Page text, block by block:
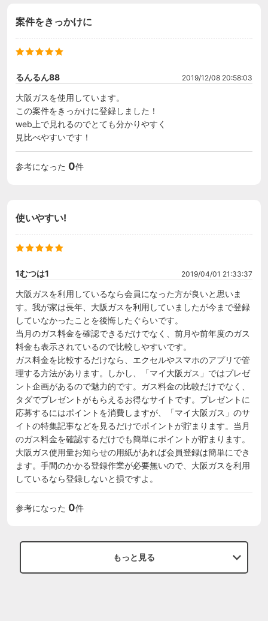
案件をきっかけに
るんるん88 2019/12/08 20:58:03
大阪ガスを使用しています。
この案件をきっかけに登録しました！
web上で見れるのでとても分かりやすく
見比べやすいです！
参考になった 0件
使いやすい!
1むつは1 2019/04/01 21:33:37
大阪ガスを利用しているなら会員になった方が良いと思いま
す。我が家は長年、大阪ガスを利用していましたが今まで登録
していなかったことを後悔したぐらいです。
当月のガス料金を確認できるだけでなく、前月や前年度のガス
料金も表示されているので比較しやすいです。
ガス料金を比較するだけなら、エクセルやスマホのアプリで管
理する方法があります。しかし、「マイ大阪ガス」ではプレゼ
ント企画があるので魅力的です。ガス料金の比較だけでなく、
タダでプレゼントがもらえるお得なサイトです。プレゼントに
応募するにはポイントを消費しますが、「マイ大阪ガス」のサ
イトの特集記事などを見るだけでポイントが貯まります。当月
のガス料金を確認するだけでも簡単にポイントが貯まります。
大阪ガス使用量お知らせの用紙があれば会員登録は簡単にでき
ます。手間のかかる登録作業が必要無いので、大阪ガスを利用
しているなら登録しないと損ですよ。
参考になった 0件
もっと見る